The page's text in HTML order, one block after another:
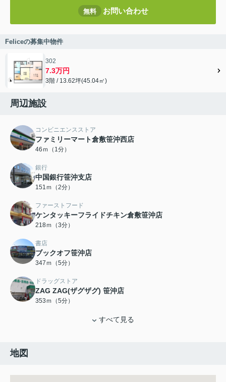
無料 お問い合わせ
Feliceの募集中物件
302
7.3万円
3階 / 13.62坪(45.04㎡)
周辺施設
コンビニエンスストア
ファミリーマート倉敷笹沖西店
46ｍ（1分）
銀行
中国銀行笹沖支店
151ｍ（2分）
ファーストフード
ケンタッキーフライドチキン倉敷笹沖店
218ｍ（3分）
書店
ブックオフ笹沖店
347ｍ（5分）
ドラッグストア
ZAG ZAG(ザグザグ) 笹沖店
353ｍ（5分）
すべて見る
地図